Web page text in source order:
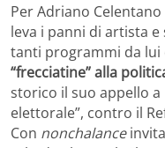
Per Adriano
leva i panni di artista e
tanti programmi da
“frecciatine” alla
storico il suo appello a
elettorale”, contro il
Con nonchalance